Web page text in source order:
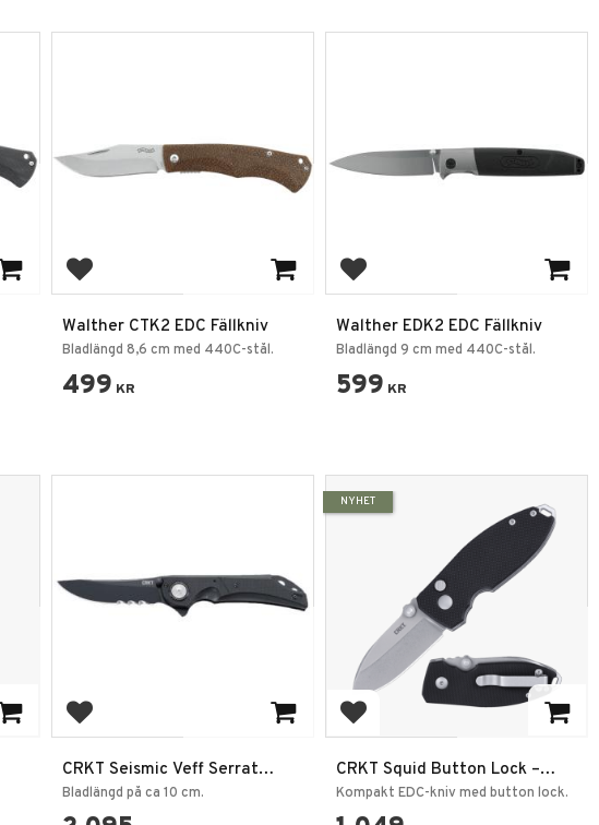
Lägg till i favoriter
Walther CTK2 EDC Fällkniv
Bladlängd 8,6 cm med 440C-stål.
499 KR
Lägg till i favoriter
Walther EDK2 EDC Fällkniv
Bladlängd 9 cm med 440C-stål.
599 KR
Lägg till i favoriter
CRKT Seismic Veff Serrat
Fällkniv Stainless Svart
Bladlängd på ca 10 cm.
Lägg till i favoriter
CRKT Squid Button Lock –
Fällkniv i D2-stål
Kompakt EDC-kniv med button lock.
NYHET